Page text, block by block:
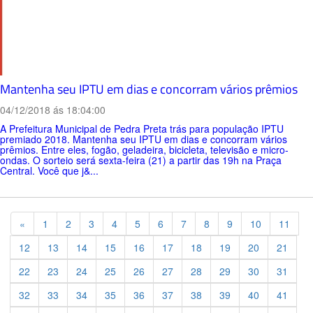
Mantenha seu IPTU em dias e concorram vários prêmios
04/12/2018 ás 18:04:00
A Prefeitura Municipal de Pedra Preta trás para população IPTU
premiado 2018. Mantenha seu IPTU em dias e concorram vários
prêmios. Entre eles, fogão, geladeira, bicicleta, televisão e micro-
ondas. O sorteio será sexta-feira (21) a partir das 19h na Praça
Central. Você que j&...
« Previous
1 2 3 4 5 6 7 8 9 10
11
12
13 14 15 16 17 18 19 20
21
22
23 24 25 26 27 28 29 30
31
32
33 34 35 36 37 38 39 40
41